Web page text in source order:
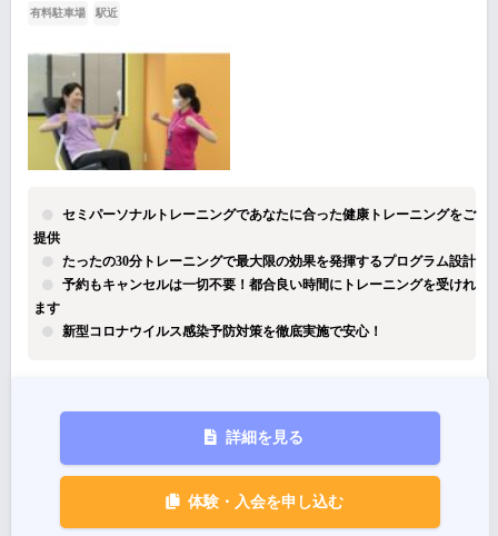
有料駐車場 駅近
セミパーソナルトレーニングであなたに合った健康トレーニングをご
提供
たったの30分トレーニングで最大限の効果を発揮するプログラム設計
予約もキャンセルは一切不要！都合良い時間にトレーニングを受けれ
ます
新型コロナウイルス感染予防対策を徹底実施で安心！
詳細を見る
体験・入会を申し込む